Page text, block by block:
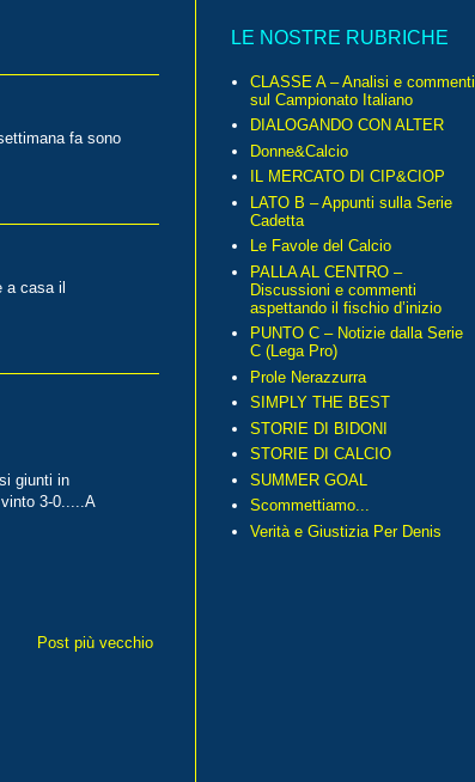
fa sono
a casa il
giunti in
3-0.....A
Post più vecchio
LE NOSTRE RUBRICHE
CLASSE A – Analisi e commenti
sul Campionato Italiano
DIALOGANDO CON ALTER
Donne&Calcio
IL MERCATO DI CIP&CIOP
LATO B – Appunti sulla Serie
Cadetta
Le Favole del Calcio
PALLA AL CENTRO –
Discussioni e commenti
aspettando il fischio d’inizio
PUNTO C – Notizie dalla Serie
C (Lega Pro)
Prole Nerazzurra
SIMPLY THE BEST
STORIE DI BIDONI
STORIE DI CALCIO
SUMMER GOAL
Scommettiamo...
Verità e Giustizia Per Denis